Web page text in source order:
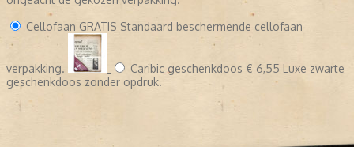
Cellofaan GRATIS Standaard beschermende cellofaan
verpakking. Caribic geschenkdoos € 6,55 Luxe zwarte
geschenkdoos zonder opdruk.